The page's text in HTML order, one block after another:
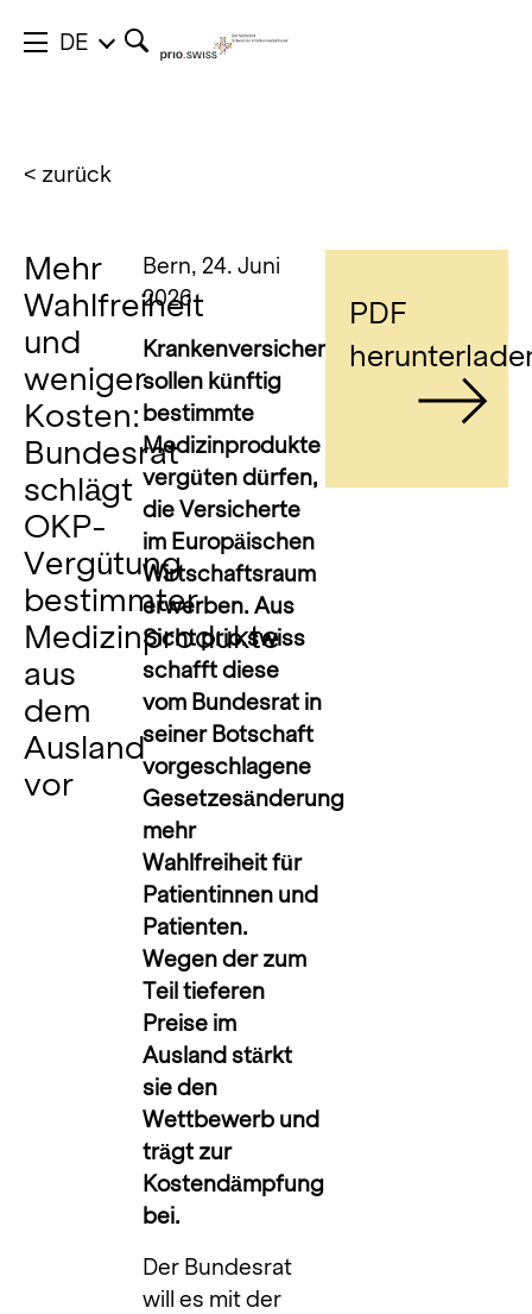
DE
< zurück
Mehr
Wahlfreiheit
und
weniger
Kosten:
Bundesrat
schlägt
OKP-
Vergütung
bestimmter
Medizinprodukte
aus
dem
Ausland
vor
Bern, 24. Juni
2026
Krankenversicherer
sollen künftig
bestimmte
Medizinprodukte
vergüten dürfen,
die Versicherte
im Europäischen
Wirtschaftsraum
erwerben. Aus
Sichtprio.swiss
schafft diese
vom Bundesrat in
seiner Botschaft
vorgeschlagene
Gesetzesänderung
mehr
Wahlfreiheit für
Patientinnen und
Patienten.
Wegen der zum
Teil tieferen
Preise im
Ausland stärkt
sie den
Wettbewerb und
trägt zur
Kostendämpfung
bei.
Der Bundesrat
will es mit der
PDF